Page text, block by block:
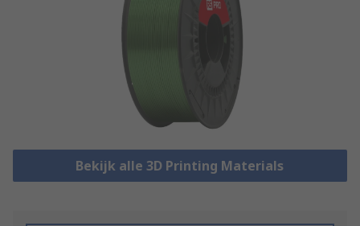
Bekijk alle 3D Printing Materials